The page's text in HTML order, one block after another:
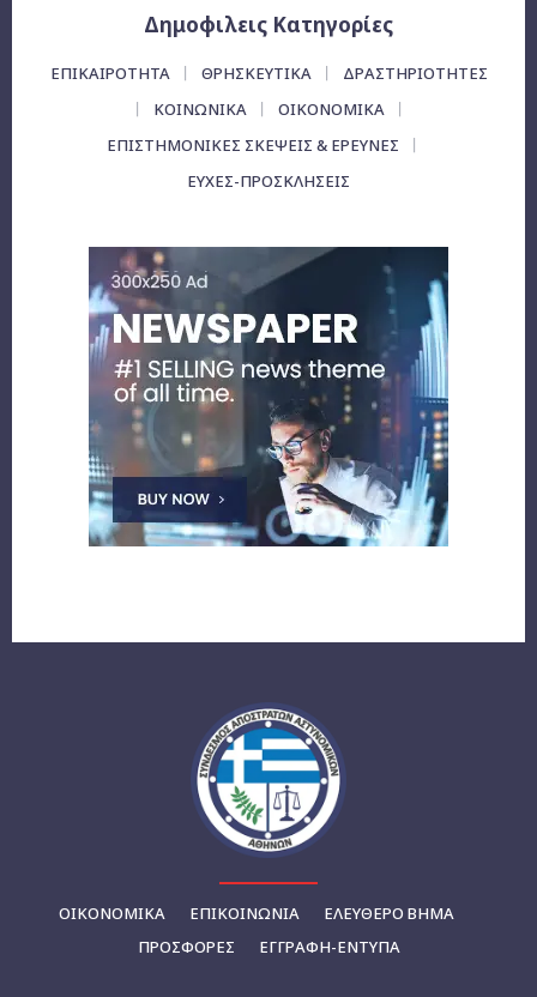
Δημοφιλεις Κατηγορίες
ΕΠΙΚΑΙΡΌΤΗΤΑ ΘΡΗΣΚΕΥΤΙΚΑ
ΔΡΑΣΤΗΡΙΟΤΗΤΕΣ
ΚΟΙΝΩΝΙΚΑ
ΟΙΚΟΝΟΜΙΚΆ
ΕΠΙΣΤΗΜΟΝΙΚΕΣ ΣΚΕΨΕΙΣ & ΕΡΕΥΝΕΣ
ΕΥΧΈΣ-ΠΡΟΣΚΛΉΣΕΙΣ
ΟΙΚΟΝΟΜΙΚΆ ΕΠΙΚΟΙΝΩΝΊΑ
ΕΛΕΥΘΕΡΟ ΒΗΜΑ
ΠΡΟΣΦΟΡΕΣ
ΕΓΓΡΑΦΉ-ΈΝΤΥΠΑ